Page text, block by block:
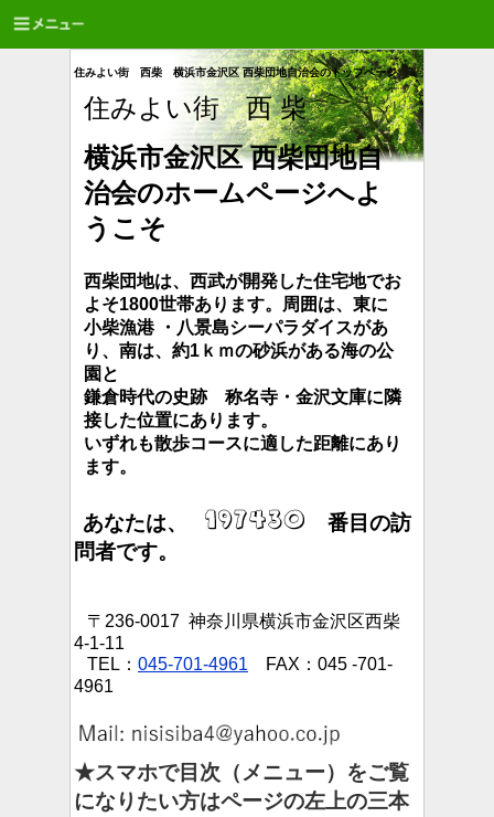
住みよい街 西柴 横浜市金沢区 西柴団地自治会のトップページ
住みよい街 西 柴
横浜市金沢区 西柴団地自
治会のホームページへよ
うこそ
西柴団地は、西武が開発した住宅地でお
よそ1800世帯あります。周囲は、東に
小柴漁港 ・八景島シーパラダイスがあ
り、南は、約1ｋｍの砂浜がある海の公
園と
鎌倉時代の史跡 称名寺・金沢文庫に隣
接した位置にあります。
いずれも散歩コースに適した距離にあり
ます。
あなたは、
番目の訪
問者です。
〒236-0017 神奈川県横浜市金沢区西柴
4-1-11
TEL： 045-701-4961 FAX：045 -701-
4961
★スマホで目次（メニュー）をご覧
になりたい方はページの左上の三本